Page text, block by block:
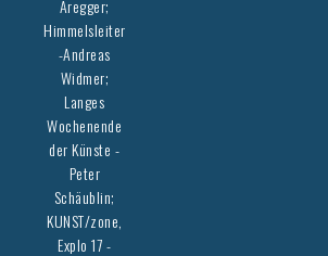
Aregger;
Himmelsleiter
-Andreas
Widmer;
Langes
Wochenende
der Künste -
Peter
Schäublin;
KUNST/zone,
Explo 17 -